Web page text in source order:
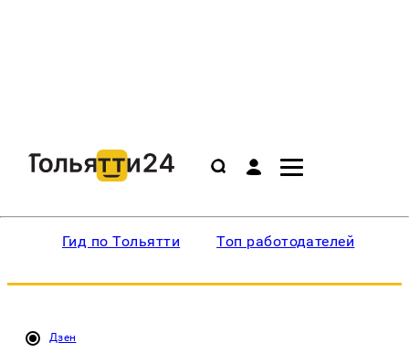
Гид по Тольятти Топ работодателей
Дзен